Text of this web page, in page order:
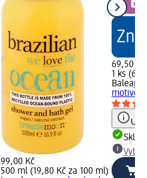
99,00 Kč
500 ml (19,80 Kč za 100 ml)
69,50 Kč
1 ks
Balea